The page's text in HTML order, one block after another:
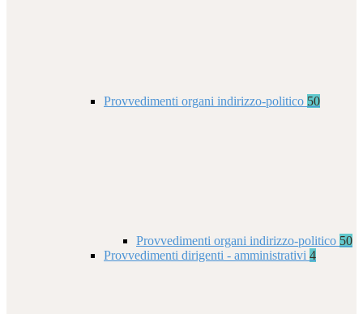
Provvedimenti organi indirizzo-politico 50
Provvedimenti organi indirizzo-politico 50
Provvedimenti dirigenti - amministrativi 4